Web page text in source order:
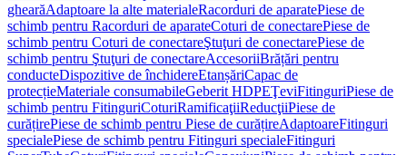
ghearăAdaptoare la alte materialeRacorduri de aparatePiese de
schimb pentru Racorduri de aparateCoturi de conectarePiese de
schimb pentru Coturi de conectareŞtuţuri de conectarePiese de
schimb pentru Ştuţuri de conectareAccesoriiBrățări pentru
conducteDispozitive de închidereEtanșăriCapac de
protecțieMateriale consumabileGeberit HDPEŢeviFitinguriPiese de
schimb pentru FitinguriCoturiRamificaţiiReducţiiPiese de
curățirePiese de schimb pentru Piese de curățireAdaptoareFitinguri
specialePiese de schimb pentru Fitinguri specialeFitinguri